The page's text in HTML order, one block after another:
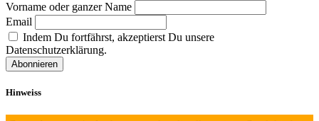
Vorname oder ganzer Name
Email
Indem Du fortfährst, akzeptierst Du unsere
Datenschutzerklärung.
Hinweiss